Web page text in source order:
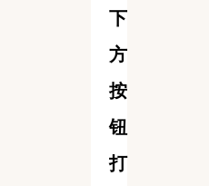
下
方
按
钮
打